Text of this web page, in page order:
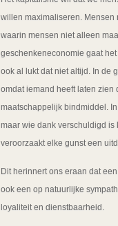
willen maximaliseren. Mensen
waarin mensen niet alleen
geschenkeneconomie gaat
ook al lukt dat niet altijd. In de
omdat iemand heeft laten zien
maatschappelijk bindmiddel.
maar wie dank verschuldigd is
veroorzaakt elke gunst een
Dit herinnert ons eraan dat
ook een op natuurlijke
loyaliteit en dienstbaarheid.